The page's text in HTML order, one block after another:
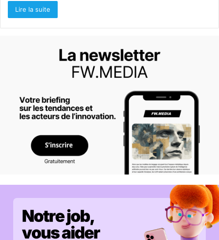
Lire la suite